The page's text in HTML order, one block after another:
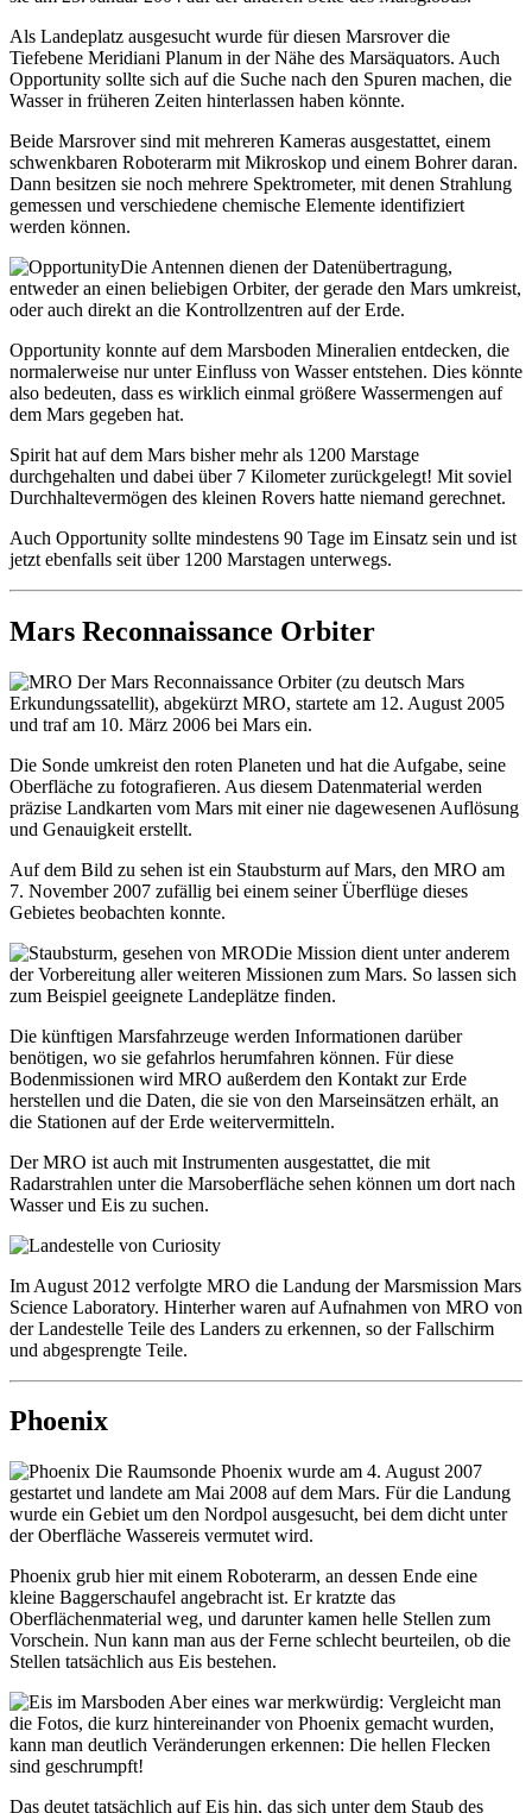
Als Landeplatz ausgesucht wurde für diesen Marsrover die
Tiefebene Meridiani Planum in der Nähe des Marsäquators. Auch
Opportunity sollte sich auf die Suche nach den Spuren machen, die
Wasser in früheren Zeiten hinterlassen haben könnte.
Beide Marsrover sind mit mehreren Kameras ausgestattet, einem
schwenkbaren Roboterarm mit Mikroskop und einem Bohrer daran.
Dann besitzen sie noch mehrere Spektrometer, mit denen Strahlung
gemessen und verschiedene chemische Elemente identifiziert
werden können.
Die Antennen dienen der Datenübertragung,
entweder an einen beliebigen Orbiter, der gerade den Mars umkreist,
oder auch direkt an die Kontrollzentren auf der Erde.
Opportunity konnte auf dem Marsboden Mineralien entdecken, die
normalerweise nur unter Einfluss von Wasser entstehen. Dies könnte
also bedeuten, dass es wirklich einmal größere Wassermengen auf
dem Mars gegeben hat.
Spirit hat auf dem Mars bisher mehr als 1200 Marstage
durchgehalten und dabei über 7 Kilometer zurückgelegt! Mit soviel
Durchhaltevermögen des kleinen Rovers hatte niemand gerechnet.
Auch Opportunity sollte mindestens 90 Tage im Einsatz sein und ist
jetzt ebenfalls seit über 1200 Marstagen unterwegs.
Mars Reconnaissance Orbiter
Der Mars Reconnaissance Orbiter (zu deutsch Mars
Erkundungssatellit), abgekürzt MRO, startete am 12. August 2005
und traf am 10. März 2006 bei Mars ein.
Die Sonde umkreist den roten Planeten und hat die Aufgabe, seine
Oberfläche zu fotografieren. Aus diesem Datenmaterial werden
präzise Landkarten vom Mars mit einer nie dagewesenen Auflösung
und Genauigkeit erstellt.
Auf dem Bild zu sehen ist ein Staubsturm auf Mars, den MRO am
7. November 2007 zufällig bei einem seiner Überflüge dieses
Gebietes beobachten konnte.
Die Mission dient unter anderem
der Vorbereitung aller weiteren Missionen zum Mars. So lassen sich
zum Beispiel geeignete Landeplätze finden.
Die künftigen Marsfahrzeuge werden Informationen darüber
benötigen, wo sie gefahrlos herumfahren können. Für diese
Bodenmissionen wird MRO außerdem den Kontakt zur Erde
herstellen und die Daten, die sie von den Marseinsätzen erhält, an
die Stationen auf der Erde weitervermitteln.
Der MRO ist auch mit Instrumenten ausgestattet, die mit
Radarstrahlen unter die Marsoberfläche sehen können um dort nach
Wasser und Eis zu suchen.
Im August 2012 verfolgte MRO die Landung der Marsmission Mars
Science Laboratory. Hinterher waren auf Aufnahmen von MRO von
der Landestelle Teile des Landers zu erkennen, so der Fallschirm
und abgesprengte Teile.
Phoenix
Die Raumsonde Phoenix wurde am 4. August 2007
gestartet und landete am Mai 2008 auf dem Mars. Für die Landung
wurde ein Gebiet um den Nordpol ausgesucht, bei dem dicht unter
der Oberfläche Wassereis vermutet wird.
Phoenix grub hier mit einem Roboterarm, an dessen Ende eine
kleine Baggerschaufel angebracht ist. Er kratzte das
Oberflächenmaterial weg, und darunter kamen helle Stellen zum
Vorschein. Nun kann man aus der Ferne schlecht beurteilen, ob die
Stellen tatsächlich aus Eis bestehen.
Aber eines war merkwürdig: Vergleicht man
die Fotos, die kurz hintereinander von Phoenix gemacht wurden,
kann man deutlich Veränderungen erkennen: Die hellen Flecken
sind geschrumpft!
Das deutet tatsächlich auf Eis hin, das sich unter dem Staub des